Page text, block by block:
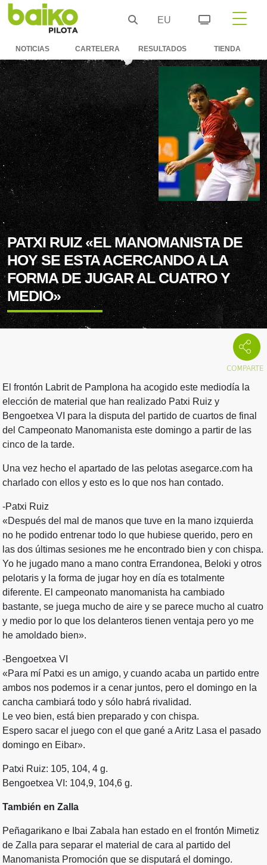
EU
NOTICIAS CARTELERA RESULTADOS TIENDA
PATXI RUIZ «EL MANOMANISTA DE
HOY SE ESTA ACERCANDO A LA
FORMA DE JUGAR AL CUATRO Y
MEDIO»
El frontón Labrit de Pamplona ha acogido este mediodía la
elección de material que han realizado Patxi Ruiz y
Bengoetxea VI para la disputa del partido de cuartos de final
del Campeonato Manomanista este domingo a partir de las
cinco de la tarde.
Una vez hecho el apartado de las pelotas asegarce.com ha
charlado con ellos y esto es lo que nos han contado.
-Patxi Ruiz
«Después del mal de manos que tuve en la mano izquierda
no he podido entrenar todo lo que hubiese querido, pero en
las dos últimas sesiones me he encontrado bien y con chispa.
Yo he jugado mano a mano contra Errandonea, Beloki y otros
pelotaris y la forma de jugar hoy en día es totalmente
diferente. El campeonato manomanista ha cambiado
bastante, se juega mucho de aire y se parece mucho al cuatro
y medio por lo que los delanteros tienen ventaja pero yo me
he amoldado bien».
-Bengoetxea VI
«Para mí Patxi es un amigo, y cuando acaba un partido entre
ambos nos podemos ir a cenar juntos, pero el domingo en la
cancha cambiará todo y sólo habrá rivalidad.
Le veo bien, está bien preparado y con chispa.
Espero sacar el juego con el que gané a Aritz Lasa el pasado
domingo en Eibar».
Patxi Ruiz: 105, 104, 4 g.
Bengoetxea VI: 104,9, 104,6 g.
También en Zalla
Peñagarikano e Ibai Zabala han estado en el frontón Mimetiz
de Zalla para separar el material de cara al partido del
Manomanista Promoción que se disputará el domingo.